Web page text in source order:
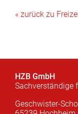
« zurück zu
HZB GmbH
Sachverständige
Geschwister-